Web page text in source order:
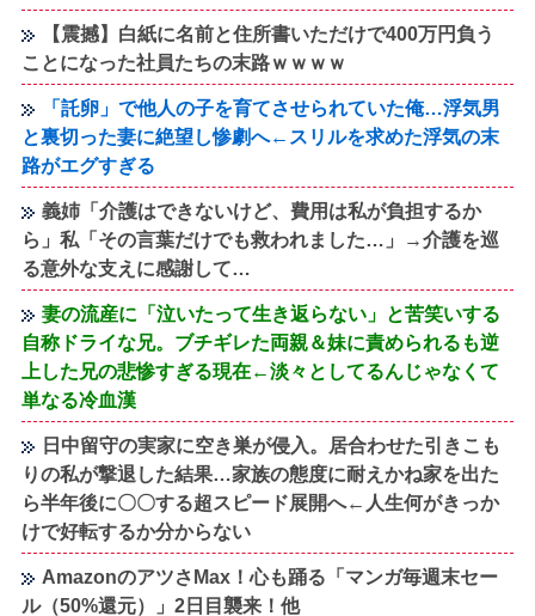
【震撼】白紙に名前と住所書いただけで400万円負う
ことになった社員たちの末路ｗｗｗｗ
「託卵」で他人の子を育てさせられていた俺…浮気男
と裏切った妻に絶望し惨劇へ←スリルを求めた浮気の末
路がエグすぎる
義姉「介護はできないけど、費用は私が負担するか
ら」私「その言葉だけでも救われました…」→介護を巡
る意外な支えに感謝して…
妻の流産に「泣いたって生き返らない」と苦笑いする
自称ドライな兄。ブチギレた両親＆妹に責められるも逆
上した兄の悲惨すぎる現在←淡々としてるんじゃなくて
単なる冷血漢
日中留守の実家に空き巣が侵入。居合わせた引きこも
りの私が撃退した結果…家族の態度に耐えかね家を出た
ら半年後に〇〇する超スピード展開へ←人生何がきっか
けで好転するか分からない
AmazonのアツさMax！心も踊る「マンガ毎週末セー
ル（50%還元）」2日目襲来！他